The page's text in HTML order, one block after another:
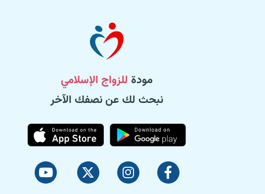
مودة للزواج الإسلامي
نبحث لك عن نصفك الآخر